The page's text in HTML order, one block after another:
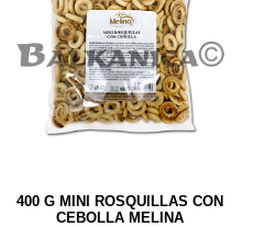
400 G MINI ROSQUILLAS CON
CEBOLLA MELINA